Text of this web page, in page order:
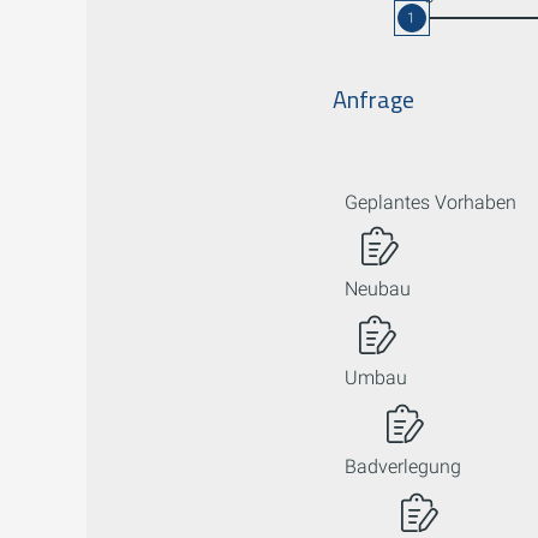
1
Anfrage
Geplantes Vorhaben
Neubau
Umbau
Badverlegung